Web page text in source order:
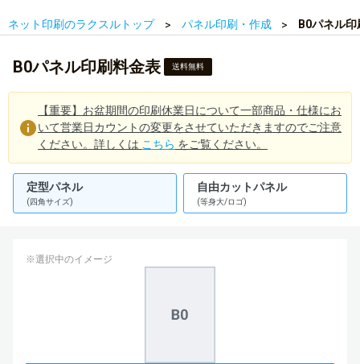
ネット印刷のラクスルトップ パネル印刷・作成 B0パネル
B0パネル印刷料金表 送料無料
【重要】お盆期間の印刷休業日について一部商品・仕様にお
いて営業日カウントの変更をさせていただきますのでご注意
ください。詳しくは こちら をご覧ください。
定型パネル
(四角サイズ)
自由カットパネル
(等身大/ロゴ)
※選択中のイメージ